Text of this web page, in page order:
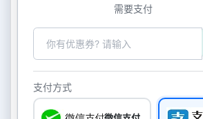
需要支付
支付方式